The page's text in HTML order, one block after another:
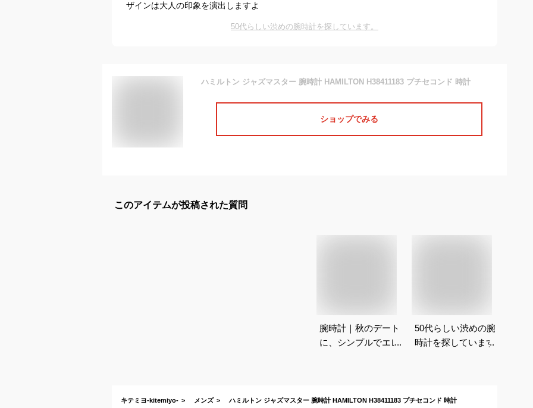
ザインは大人の印象を演出しますよ
50代らしい渋めの腕時計を探しています。
ハミルトン ジャズマスター 腕時計 HAMILTON H38411183 プチセコンド 時計
ショップでみる
このアイテムが投稿された質問
腕時計｜秋のデート
に、シンプルでエレガ
50代らしい渋めの腕
時計を探しています。
キテミヨ-kitemiyo- メンズ ハミルトン ジャズマスター 腕時計 HAMILTON H38411183 プチセコンド 時計